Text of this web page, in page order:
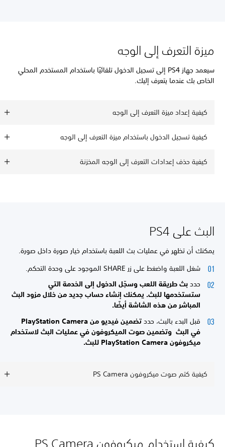
ميزة التعرف إلى الوجه
سيعمد جهاز PS4 إلى تسجيل الدخول تلقائيًا باستخدام المستخدم المحلي
الخاص بك عندما يتعرف إليك.
كيفية إعداد ميزة التعرف إلى الوجه
كيفية تسجيل الدخول باستخدام ميزة التعرف إلى الوجه
كيفية حذف إعدادات التعرف إلى الوجه المخزنة
البث على PS4
يمكنك أن تظهر في عمليات بث اللعبة باستخدام خيار صورة داخل صورة.
شغل اللعبة واضغط على زر SHARE الموجود على وحدة التحكم.
حددبث طريقة اللعب وسجّل الدخول إلى الخدمة التي
ستستخدمها للبث. يمكنك إنشاء حساب جديد من خلال مزود البث
المباشر من هذه الشاشة أيضًا.
قبل البدء بالبث، حدد
تضمين فيديو من PlayStation Camera
في البث وتضمين صوت الميكروفون في عمليات البث لاستخدام
ميكروفون PlayStation Camera للبث.
كيفية كتم صوت ميكروفون PS Camera
كيفية استخدام ميكروفون PS Camera